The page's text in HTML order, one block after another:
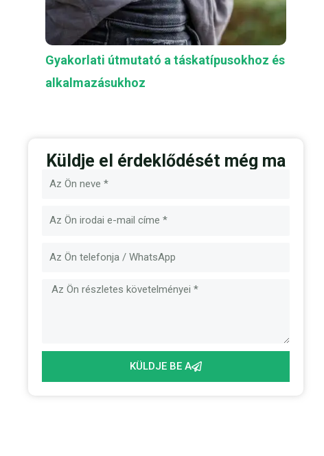
Gyakorlati útmutató a táskatípusokhoz és
alkalmazásukhoz
Küldje el érdeklődését még ma
Név
Üzenet
KÜLDJE BE A